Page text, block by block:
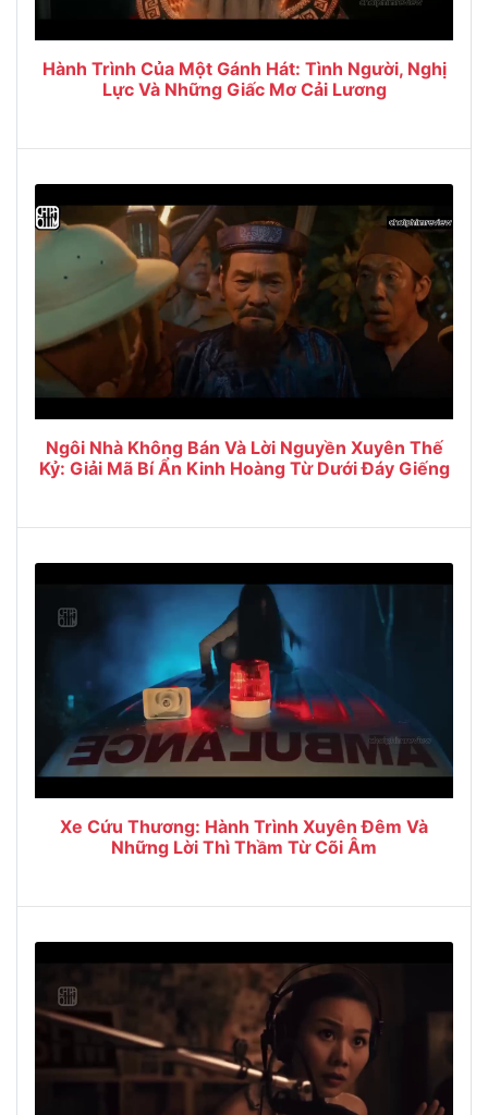
Hành Trình Của Một Gánh Hát: Tình Người, Nghị
Lực Và Những Giấc Mơ Cải Lương
Ngôi Nhà Không Bán Và Lời Nguyền Xuyên Thế
Kỷ: Giải Mã Bí Ẩn Kinh Hoàng Từ Dưới Đáy Giếng
Xe Cứu Thương: Hành Trình Xuyên Đêm Và
Những Lời Thì Thầm Từ Cõi Âm